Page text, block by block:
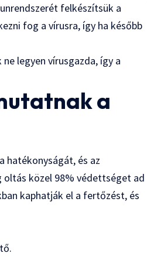
felkészítsük a
fog a vírusra, így ha később
legyen vírusgazda, így a
a
hatékonyságát, és az
közel 98% védettséget ad
kaphatják el a fertőzést, és